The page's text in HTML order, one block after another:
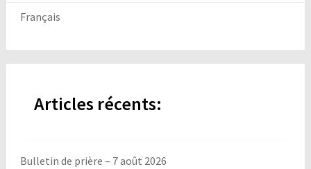
Français
Articles récents:
Bulletin de prière – 7 août 2026